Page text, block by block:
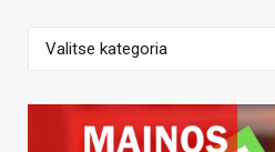
UUTISET